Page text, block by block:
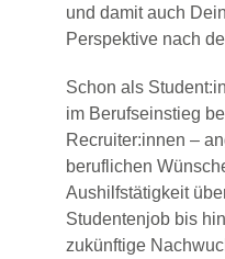
und damit auch
Perspektive nach
Schon als
im Berufseinstieg
Recruiter:innen –
beruflichen
Aushilfstätigkeit
Studentenjob bis
zukünftige